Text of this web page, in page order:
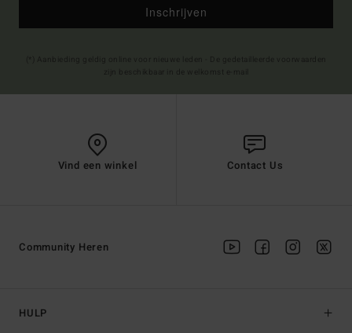
Inschrijven
Vind een winkel Contact Us
HULP
Community Heren